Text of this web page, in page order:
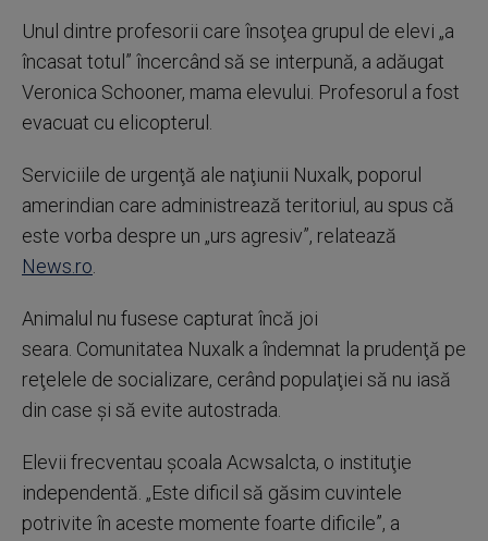
Unul dintre profesorii care însoţea grupul de elevi „a
încasat totul” încercând să se interpună, a adăugat
Veronica Schooner, mama elevului. Profesorul a fost
evacuat cu elicopterul.
Serviciile de urgenţă ale naţiunii Nuxalk, poporul
amerindian care administrează teritoriul, au spus că
este vorba despre un „urs agresiv”, relatează
News.ro
Animalul nu fusese capturat încă joi
seara. Comunitatea Nuxalk a îndemnat la prudenţă pe
reţelele de socializare, cerând populaţiei să nu iasă
din case şi să evite autostrada.
Elevii frecventau şcoala Acwsalcta, o instituţie
independentă. „Este dificil să găsim cuvintele
potrivite în aceste momente foarte dificile”, a